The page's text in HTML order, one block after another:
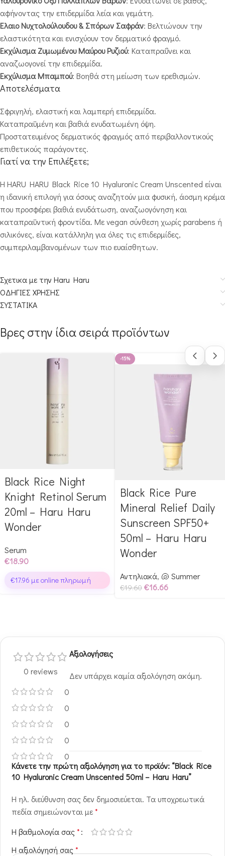
αφήνοντας την επιδερμίδα λεία και γεμάτη.
Έλαιο Νυχτολούλουδου & Σπόρων Σαφράν: Βελτιώνουν την
ελαστικότητα και ενισχύουν τον δερματικό φραγμό.
Εκχύλισμα Ζυμωμένου Μαύρου Ρυζιού: Καταπραΰνει και
αναζωογονεί την επιδερμίδα.
Εκχύλισμα Μπαμπού: Βοηθά στη μείωση των ερεθισμών.
Αποτελέσματα
Σφριγηλή, ελαστική και λαμπερή επιδερμίδα.
Καταπραϋμένη και βαθιά ενυδατωμένη όψη.
Προστατευμένος δερματικός φραγμός από περιβαλλοντικούς
επιθετικούς παράγοντες.
Γιατί να την Επιλέξετε;
Η HARU HARU Black Rice 10 Hyaluronic Cream Unscented είναι
η ιδανική επιλογή για όσους αναζητούν μια φυσική, άοσμη κρέμα
που προσφέρει βαθιά ενυδάτωση, αναζωογόνηση και
καταπραϋντική φροντίδα. Με vegan σύνθεση χωρίς parabens ή
σιλικόνες, είναι κατάλληλη για όλες τις επιδερμίδες,
συμπεριλαμβανομένων των πιο ευαίσθητων.
Σχετικα με την Haru Haru
ΟΔΗΓΙΕΣ ΧΡΗΣΗΣ
ΣΥΣΤΑΤΙΚΑ
Βρες στην ίδια σειρά προϊόντων
Αγόρασε & κέρδισε 189
Glow Points!
Black Rice Night
Knight Retinol Serum
20ml – Haru Haru
Wonder
Serum
€18.90
€17.96 με online πληρωμή
-15%
Αγόρασε & κέρδισε 196
Glow Points!
Black Rice Pure
Mineral Relief Daily
Sunscreen SPF50+
50ml – Haru Haru
Wonder
Αντηλιακά, 🐚 Summer
€19.60 €16.66
0 reviews
0
0
0
0
0
Αξιολογήσεις
Δεν υπάρχει καμία αξιολόγηση ακόμη.
Κάνετε την πρώτη αξιολόγηση για το προϊόν: “Black Rice
10 Hyaluronic Cream Unscented 50ml – Haru Haru”
Η ηλ. διεύθυνση σας δεν δημοσιεύεται. Τα υποχρεωτικά
πεδία σημειώνονται με*
Η βαθμολογία σας*
Η αξιολόγησή σας*